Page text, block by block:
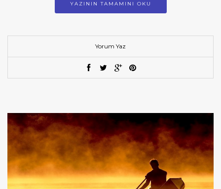
YAZININ TAMAMINI OKU
Yorum Yaz